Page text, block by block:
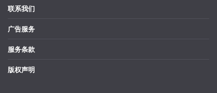
联系我们
广告服务
服务条款
版权声明